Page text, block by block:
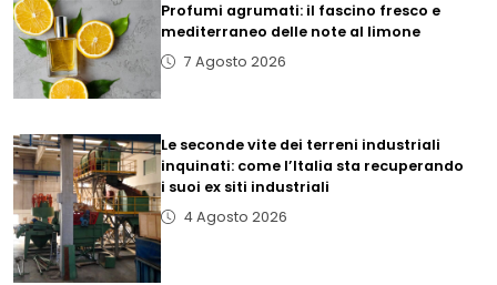
Profumi agrumati: il fascino fresco e
mediterraneo delle note al limone
7 Agosto 2026
Le seconde vite dei terreni industriali
inquinati: come l’Italia sta recuperando
i suoi ex siti industriali
4 Agosto 2026